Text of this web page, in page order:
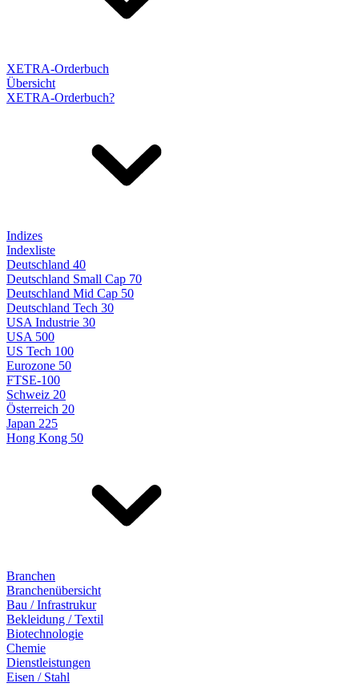
XETRA-Orderbuch
Übersicht
XETRA-Orderbuch?
Indizes
Indexliste
Deutschland 40
Deutschland Small Cap 70
Deutschland Mid Cap 50
Deutschland Tech 30
USA Industrie 30
USA 500
US Tech 100
Eurozone 50
FTSE-100
Schweiz 20
Österreich 20
Japan 225
Hong Kong 50
Branchen
Branchenübersicht
Bau / Infrastrukur
Bekleidung / Textil
Biotechnologie
Chemie
Dienstleistungen
Eisen / Stahl